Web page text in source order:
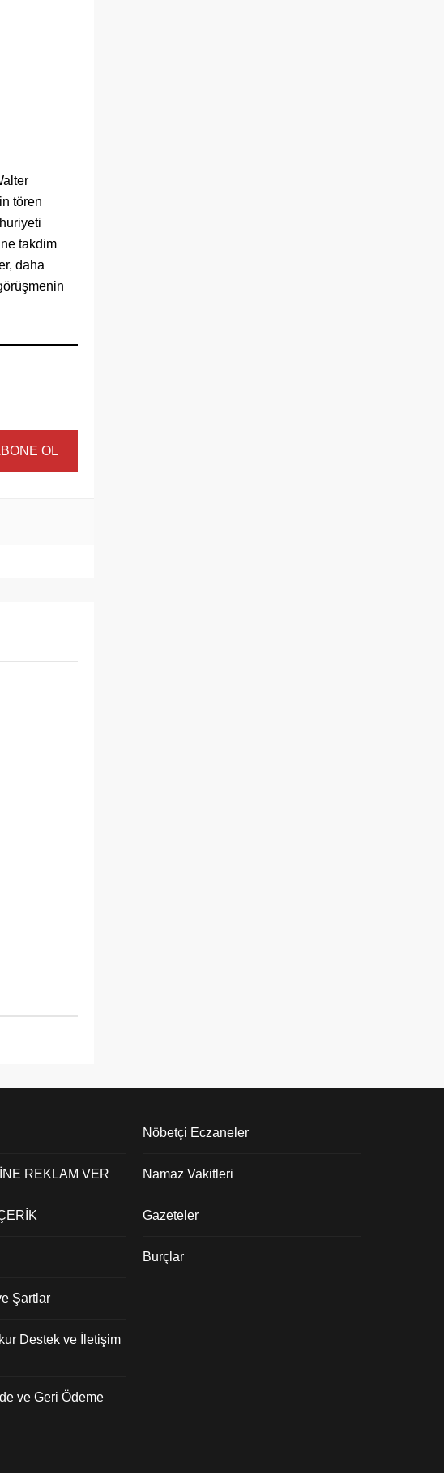
tören
takdim
daha
OL
REKLAM VER
Şartlar
Destek ve İletişim
ve Geri Ödeme
Nöbetçi Eczaneler
Namaz Vakitleri
Gazeteler
Burçlar